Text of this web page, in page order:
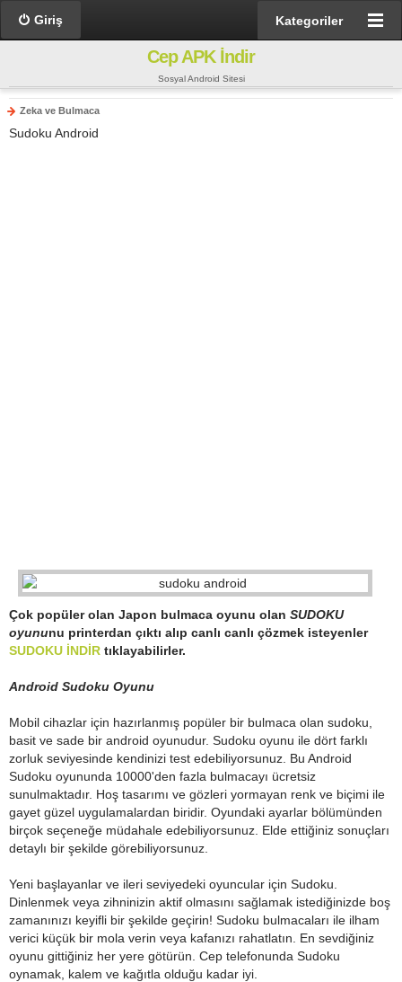
Giriş Kategoriler
Cep APK İndir
Sosyal Android Sitesi
Zeka ve Bulmaca
Sudoku Android
Çok popüler olan Japon bulmaca oyunu olan SUDOKU
oyununu printerdan çıktı alıp canlı canlı çözmek isteyenler
SUDOKU İNDİR tıklayabilirler.
Android Sudoku Oyunu
Mobil cihazlar için hazırlanmış popüler bir bulmaca olan sudoku,
basit ve sade bir android oyunudur. Sudoku oyunu ile dört farklı
zorluk seviyesinde kendinizi test edebiliyorsunuz. Bu Android
Sudoku oyununda 10000'den fazla bulmacayı ücretsiz
sunulmaktadır. Hoş tasarımı ve gözleri yormayan renk ve biçimi ile
gayet güzel uygulamalardan biridir. Oyundaki ayarlar bölümünden
birçok seçeneğe müdahale edebiliyorsunuz. Elde ettiğiniz sonuçları
detaylı bir şekilde görebiliyorsunuz.
Yeni başlayanlar ve ileri seviyedeki oyuncular için Sudoku.
Dinlenmek veya zihninizin aktif olmasını sağlamak istediğinizde boş
zamanınızı keyifli bir şekilde geçirin! Sudoku bulmacaları ile ilham
verici küçük bir mola verin veya kafanızı rahatlatın. En sevdiğiniz
oyunu gittiğiniz her yere götürün. Cep telefonunda Sudoku
oynamak, kalem ve kağıtla olduğu kadar iyi.